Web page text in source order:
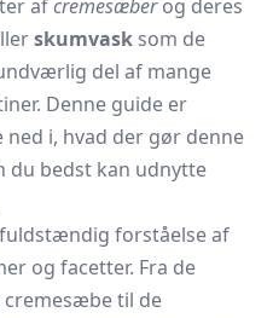
afcremesæberog deres
skumvask som de
del af mange
Denne guide er
i, hvad der gør denne
du bedst kan udnytte
forståelse af
og facetter. Fra de
til de